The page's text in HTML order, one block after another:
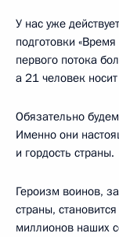
У нас уже
подготовки
первого потока
а 21 человек
Обязательно
Именно они
и гордость страны.
Героизм воинов,
страны,
миллионов наших